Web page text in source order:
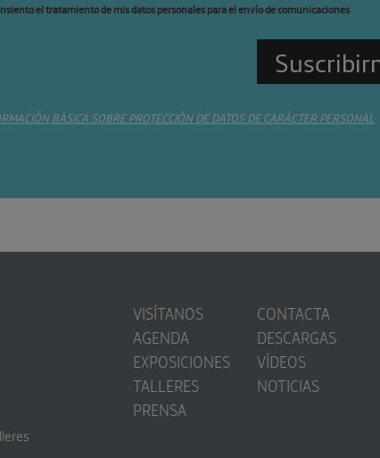
el tratamiento de mis datos personales para el envío de comunicaciones
BÁSICA SOBRE PROTECCIÓN DE DATOS DE CARÁCTER PERSONAL
VISÍTANOS
AGENDA
EXPOSICIONES
TALLERES
PRENSA
CONTACTA
DESCARGAS
VÍDEOS
NOTICIAS